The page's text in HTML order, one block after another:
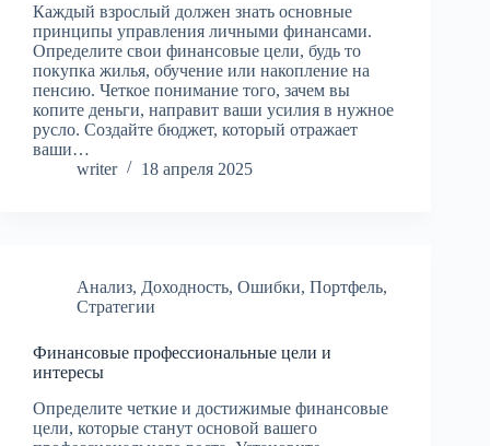
Каждый взрослый должен знать основные
принципы управления личными финансами.
Определите свои финансовые цели, будь то
покупка жилья, обучение или накопление на
пенсию. Четкое понимание того, зачем вы
копите деньги, направит ваши усилия в нужное
русло. Создайте бюджет, который отражает
ваши…
writer
18 апреля 2025
Анализ, Доходность, Ошибки, Портфель,
Стратегии
Финансовые профессиональные цели и
интересы
Определите четкие и достижимые финансовые
цели, которые станут основой вашего